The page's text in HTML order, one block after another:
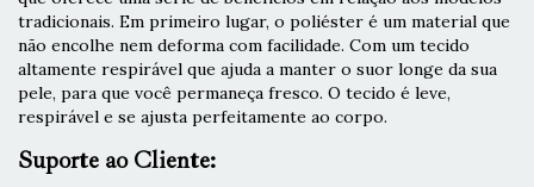
tradicionais. Em primeiro lugar, o poliéster é um material que
não encolhe nem deforma com facilidade. Com um tecido
altamente respirável que ajuda a manter o suor longe da sua
pele, para que você permaneça fresco. O tecido é leve,
respirável e se ajusta perfeitamente ao corpo.
Suporte ao Cliente: